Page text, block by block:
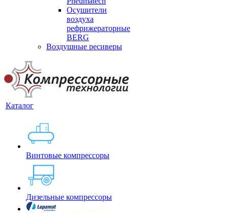
Осушители
воздуха
рефрижераторные
BERG
Воздушные ресиверы
Каталог
Винтовые компрессоры
Дизельные компрессоры